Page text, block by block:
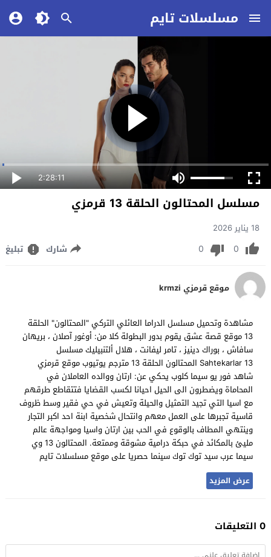
مسلسلات تايم
2:28:11
مسلسل المحتالون الحلقة 13 قرمزي
18 يناير 2026
0
0 شارك تبليغ
موقع قرمزي krmzi
مشاهدة وتحميل مسلسل الدراما العائلي التركي "المحتالون" الحلقة
13 موقع قصة عشق يقوم بدور البطولة كلا من: أوغور آصلان ، بريهان
سافاش ، بوراك دينيز ، تامر ليفانت ، هلال ألتنبيليك مسلسل
Sahtekarlar 13 المحتالون الحلقة 13 مترجم يوتيوب موقع قرمزي
شاهد فور يو سيما كلوب يحكي عن: ارتان ووالده العاملان في
المحاماة ويضطرون الى الحيل احيانا لكسب القضايا فتتقاطع طرقهم
مع اسيا التي تجيد التمثيل والحيلة وتعيش في حي فقير وسط ظروف
قاسية تجبرها على العمل معهم وانتحال شخصية ابنة احد اكبر التجار
وينتهي المطاف بالوقوع في الحب بين ارتان واسيا ومواجهة عالم
مليئ بالمكائد في حبكة درامية مشوقة وممتعة. المحتالون 13 وي
سيما عرب سيد توك توك سينما حصريا على موقع مسلسلات تايم
عرض المزيد
0 التعليقات